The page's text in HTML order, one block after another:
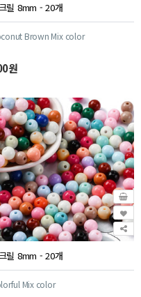
릴 8mm - 20개
Brown Mix color
원
릴 8mm - 20개
Mix color